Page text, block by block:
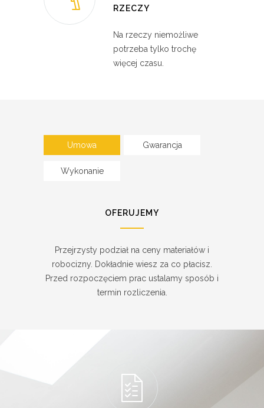
RZECZY
Na rzeczy niemożliwe
potrzeba tylko trochę
więcej czasu.
Umowa Gwarancja
Wykonanie
OFERUJEMY
Przejrzysty podział na ceny materiałów i
robocizny. Dokładnie wiesz za co płacisz.
Przed rozpoczęciem prac ustalamy sposób i
termin rozliczenia.